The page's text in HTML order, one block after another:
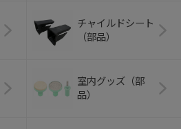
チャイルドシート
（部品）
室内グッズ（部
品）